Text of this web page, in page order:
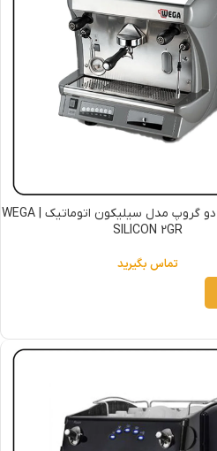
اسپرسوساز وگا دو گروپ مدل سیلیکون اتوماتیک | WEGA
SILICON 2GR
تماس بگیرید